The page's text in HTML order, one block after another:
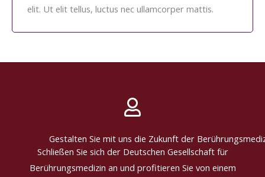
elit. Ut elit tellus, luctus nec ullamcorper mattis.
Gestalten Sie mit uns die Zukunft der
Schließen Sie sich der Deutschen Gesellschaft für
Berührungsmedizin an und profitieren Sie von einem